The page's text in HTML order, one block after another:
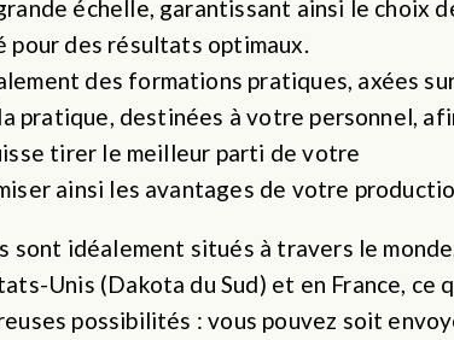
échelle, garantissant ainsi le choix
pour des résultats optimaux.
des formations pratiques, axées
pratique, destinées à votre personnel,
tirer le meilleur parti de votre
ainsi les avantages de votre
sont idéalement situés à travers le
Unis (Dakota du Sud) et en France, ce
possibilités : vous pouvez soit